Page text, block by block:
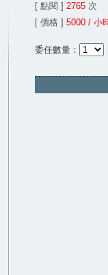
[ 點閱 ] 2765次
[ 價格 ] 5000 / 小
委任數量：